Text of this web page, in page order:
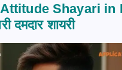
Shayari in
दमदार शायरी